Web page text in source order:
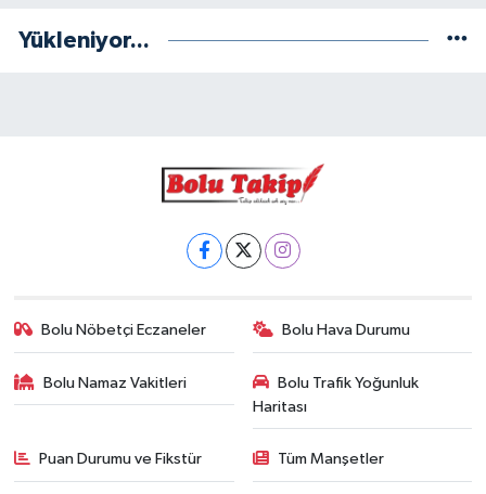
Yükleniyor...
Bolu Nöbetçi Eczaneler Bolu Hava Durumu
Bolu Namaz Vakitleri
Bolu Trafik Yoğunluk
Haritası
Puan Durumu ve Fikstür Tüm Manşetler